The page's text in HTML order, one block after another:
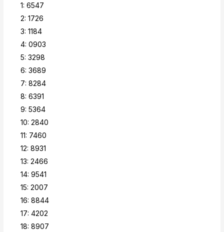
1: 6547
2: 1726
3: 1184
4: 0903
5: 3298
6: 3689
7: 8284
8: 6391
9: 5364
10: 2840
11: 7460
12: 8931
13: 2466
14: 9541
15: 2007
16: 8844
17: 4202
18: 8907